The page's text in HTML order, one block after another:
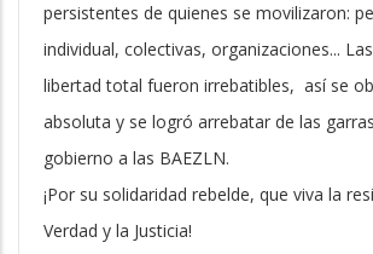
persistentes de quienes se movilizaron:
individual, colectivas, organizaciones...
libertad total fueron irrebatibles, así se
absoluta y se logró arrebatar de las
gobierno a las BAEZLN.
¡Por su solidaridad rebelde, que viva la
Verdad y la Justicia!